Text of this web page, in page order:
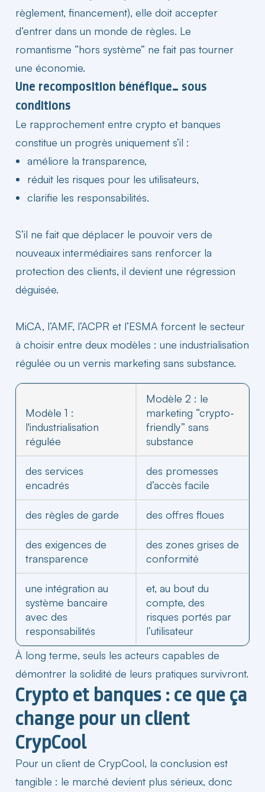
règlement, financement), elle doit accepter
d’entrer dans un monde de règles. Le
romantisme “hors système” ne fait pas tourner
une économie.
Une recomposition bénéfique… sous
conditions
Le rapprochement entre crypto et banques
constitue un progrès uniquement s’il :
améliore la transparence,
réduit les risques pour les utilisateurs,
clarifie les responsabilités.
S’il ne fait que déplacer le pouvoir vers de
nouveaux intermédiaires sans renforcer la
protection des clients, il devient une régression
déguisée.
MiCA, l’AMF, l’ACPR et l’ESMA forcent le secteur
à choisir entre deux modèles : une industrialisation
régulée ou un vernis marketing sans substance.
Modèle 1 :
l'industrialisation
régulée
Modèle 2 : le
marketing “crypto-
friendly” sans
substance
des services
encadrés
des promesses
d’accès facile
des règles de garde des offres floues
des exigences de
transparence
des zones grises de
conformité
une intégration au
système bancaire
avec des
responsabilités
et, au bout du
compte, des
risques portés par
l’utilisateur
À long terme, seuls les acteurs capables de
démontrer la solidité de leurs pratiques survivront.
Crypto et banques : ce que ça
change pour un client
CrypCool
Pour un client de CrypCool, la conclusion est
tangible : le marché devient plus sérieux, donc